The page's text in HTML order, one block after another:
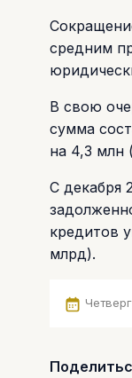
средним
В свою
сумма
на 4,3 млн
С декабря
кредитов
млрд).